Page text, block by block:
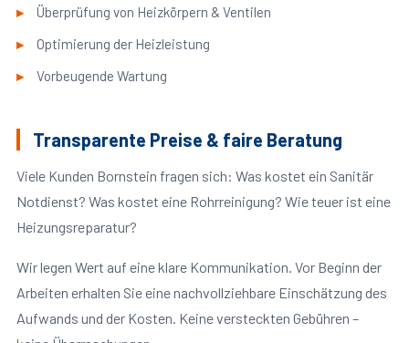
Überprüfung von Heizkörpern & Ventilen
Optimierung der Heizleistung
Vorbeugende Wartung
Transparente Preise & faire Beratung
Viele Kunden Bornstein fragen sich: Was kostet ein Sanitär
Notdienst? Was kostet eine Rohrreinigung? Wie teuer ist eine
Heizungsreparatur?
Wir legen Wert auf eine klare Kommunikation. Vor Beginn der
Arbeiten erhalten Sie eine nachvollziehbare Einschätzung des
Aufwands und der Kosten. Keine versteckten Gebühren –